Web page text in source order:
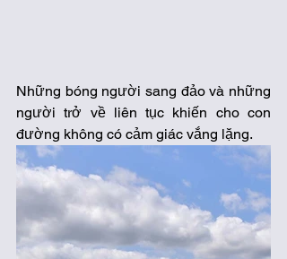
Những bóng người sang đảo và những
người trở về liên tục khiến cho con
đường không có cảm giác vắng lặng.